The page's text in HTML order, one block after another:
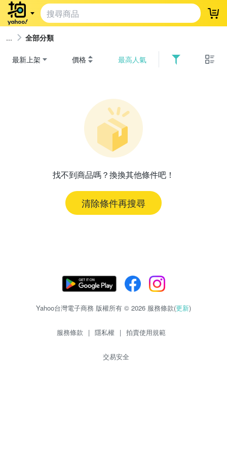
登
全部分類
最新上架 價格 最高人氣
找不到商品嗎？換換其他條件吧！
清除條件再搜尋
Yahoo台灣電子商務 版權所有 © 2026 服務條款(更新)
服務條款 | 隱私權 | 拍賣使用規範
交易安全